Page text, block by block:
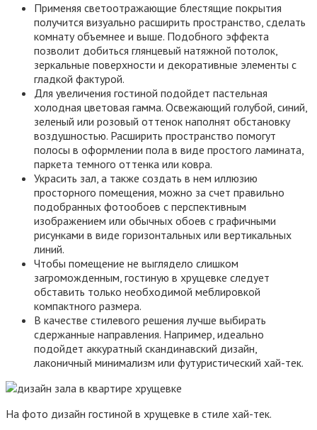
Применяя светоотражающие блестящие покрытия
получится визуально расширить пространство, сделать
комнату объемнее и выше. Подобного эффекта
позволит добиться глянцевый натяжной потолок,
зеркальные поверхности и декоративные элементы с
гладкой фактурой.
Для увеличения гостиной подойдет пастельная
холодная цветовая гамма. Освежающий голубой, синий,
зеленый или розовый оттенок наполнят обстановку
воздушностью. Расширить пространство помогут
полосы в оформлении пола в виде простого ламината,
паркета темного оттенка или ковра.
Украсить зал, а также создать в нем иллюзию
просторного помещения, можно за счет правильно
подобранных фотообоев с перспективным
изображением или обычных обоев с графичными
рисунками в виде горизонтальных или вертикальных
линий.
Чтобы помещение не выглядело слишком
загроможденным, гостиную в хрущевке следует
обставить только необходимой меблировкой
компактного размера.
В качестве стилевого решения лучше выбирать
сдержанные направления. Например, идеально
подойдет аккуратный скандинавский дизайн,
лаконичный минимализм или футуристический хай-тек.
На фото дизайн гостиной в хрущевке в стиле хай-тек.